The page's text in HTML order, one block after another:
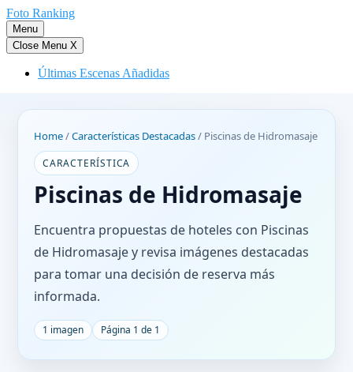
Saltar
al
contenido
Foto Ranking
Menu
Close Menu X
Últimas Escenas Añadidas
Home/Características Destacadas/ Piscinas de Hidromasaje
CARACTERÍSTICA
Piscinas de Hidromasaje
Encuentra propuestas de hoteles con Piscinas
de Hidromasaje y revisa imágenes destacadas
para tomar una decisión de reserva más
informada.
1 imagen Página 1 de 1